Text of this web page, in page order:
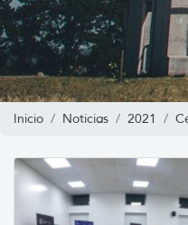
Inicio Noticias 2021